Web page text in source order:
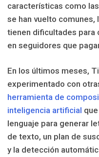
características como
se han vuelto
tienen dificultades para
en seguidores que
En los últimos meses,
experimentado con
herramienta de
inteligencia artificial
lenguaje para generar
de texto, un plan de
y la detección